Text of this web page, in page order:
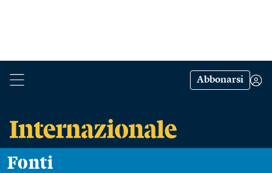
Abbonarsi
Fonti